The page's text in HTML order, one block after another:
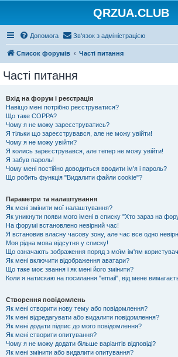
QRZUA.CLUB
Допомога Зв'язок з адміністрацією
Список форумів Часті питання
Часті питання
Вхід на форум і реєстрація
Навіщо мені потрібно реєструватися?
Що таке COPPA?
Чому я не можу зареєструватись?
Я тільки що зареєструвався, але не можу увійти!
Чому я не можу увійти?
Я колись зареєструвався, але тепер не можу увійти!
Я забув пароль!
Чому мені постійно доводиться вводити ім’я і пароль?
Що робить функція "Видалити файли cookie"?
Параметри та налаштування
Як мені змінити мої налаштування?
Як уникнути появи мого імені в списку "Хто зараз на
На форумі встановлено невірний час!
Я встановив власну часову зону, але час все одно
Моя рідна мова відсутня у списку!
Що означають зображення поряд з моїм ім'ям
Як мені включити відображення аватари?
Що таке моє звання і як мені його змінити?
Коли я натискаю на посилання "email", від мене
Створення повідомлень
Як мені створити нову тему або повідомлення?
Як мені відредагувати або видалити повідомлення?
Як мені додати підпис до мого повідомлення?
Як мені створити опитування?
Чому я не можу додати більше варіантів відповіді?
Як мені змінити або видалити опитування?